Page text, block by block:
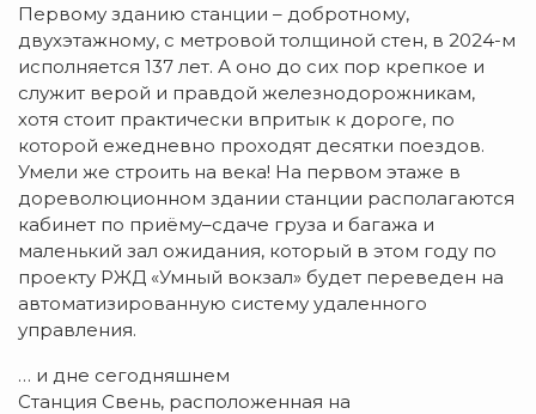
Первому зданию станции – добротному,
двухэтажному, с метровой толщиной стен, в 2024-м
исполняется 137 лет. А оно до сих пор крепкое и
служит верой и правдой железнодорожникам,
хотя стоит практически впритык к дороге, по
которой ежедневно проходят десятки поездов.
Умели же строить на века! На первом этаже в
дореволюционном здании станции располагаются
кабинет по приёму–сдаче груза и багажа и
маленький зал ожидания, который в этом году по
проекту РЖД «Умный вокзал» будет переведен на
автоматизированную систему удаленного
управления.
… и дне сегодняшнем
Станция Свень, расположенная на